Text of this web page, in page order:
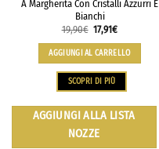
A Margherita Con Cristalli Azzurri E
Bianchi
19,90€ 17,91€
AGGIUNGI AL CARRELLO
SCOPRI DI PIÙ
AGGIUNGI ALLA LISTA
NOZZE